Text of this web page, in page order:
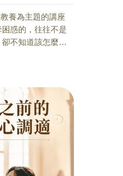
穿著方便活動伸展
養為主題的講座
惑的，往往不是
不知道該怎麼
化、壓力累積，
。
常常因為說法不
。
溝通心法、情緒
家長重新理解孩
用心。